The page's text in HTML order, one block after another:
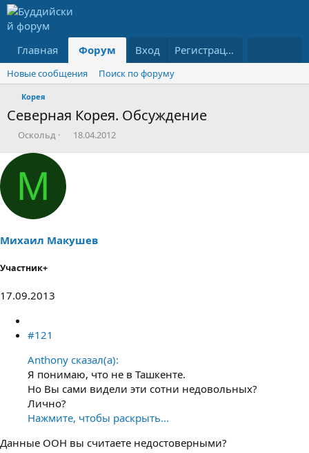
Главная Форум Что нового Пользователи
Вход Регистрация
Новые сообщения Поиск по форуму
Корея
Северная Корея. Обсуждение
А
т
о
м
Оскольд
Д
а
18.04.2012
М
Михаил Макушев
Участник+
17.09.2013
#121
Anthony сказал(а):
Я понимаю, что не в Ташкенте.
Но Вы сами видели эти сотни недовольных?
Лично?
Нажмите, чтобы раскрыть...
Данные ООН вы считаете недостоверными?